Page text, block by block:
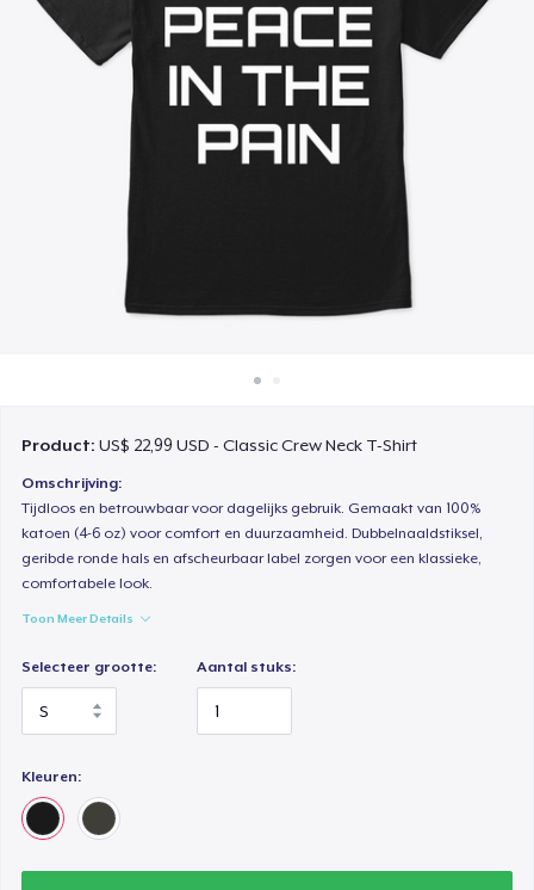
Verkoop alles
Product:US$ 22,99 USD - Classic Crew Neck T-Shirt
Omschrijving:
Tijdloos en betrouwbaar voor dagelijks gebruik. Gemaakt van 100%
katoen (4-6 oz) voor comfort en duurzaamheid. Dubbelnaaldstiksel,
geribde ronde hals en afscheurbaar label zorgen voor een klassieke,
comfortabele look.
Toon Meer Details
Selecteer grootte: Aantal stuks:
Kleuren: